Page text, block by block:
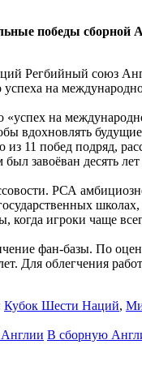
победы сборной
Регбийный союз
на
«успех на
вдохновлять
11 побед подряд,
завоёван десять лет
РСА
когда игроки чаще
фан-базы. По
Для облегчения
Кубок Шести Наций,
В сборную